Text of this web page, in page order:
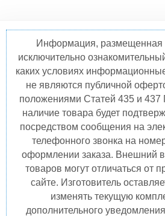
Информация, размещенная
исключительно
каких условиях
не являются публичной
положениями Статей 435 и 437
наличие товара будет
посредством сообщения на
телефонного звонка на
оформлении заказа. Внешний
товаров могут отличаться от
сайте. Изготовитель
изменять текущую
дополнительного